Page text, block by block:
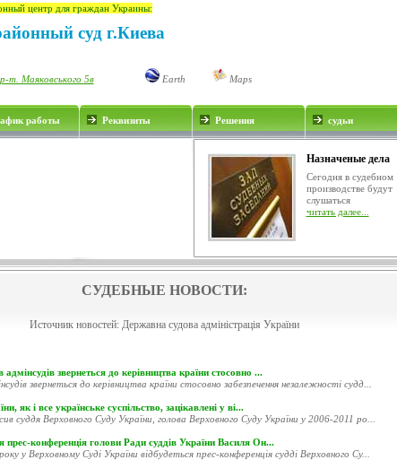
центр для граждан Украины:
суд г.Киева
т. Маяковського 5в Earth
Maps
работы Реквизиты Решения судьи
Назначеные дела
Сегодня в судебном
производстве будут
слушаться
читать далее...
СУДЕБНЫЕ НОВОСТИ:
Источник новостей: Державна судова адміністрація України
адмінсудів звернеться до керівництва країни стосовно ...
звернеться до керівництва країни стосовно забезпечення незалежності судд...
як і все українське суспільство, зацікавлені у ві...
суддя Верховного Суду України, голова Верховного Суду України у 2006-2011 ро...
прес-конференція голови Ради суддів України Василя Он...
у Верховному Суді України відбудеться прес-конференція судді Верховного Су...